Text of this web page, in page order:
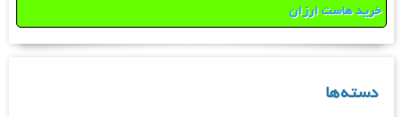
خرید هاست ارزان
دسته‌ها